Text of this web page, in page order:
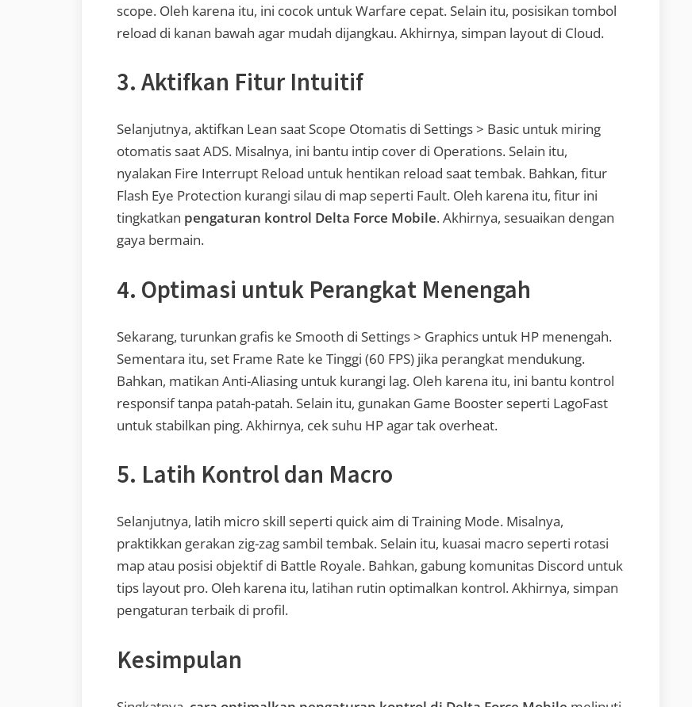
scope. Oleh karena itu, ini cocok untuk Warfare cepat. Selain itu, posisikan tombol
reload di kanan bawah agar mudah dijangkau. Akhirnya, simpan layout di Cloud.
3. Aktifkan Fitur Intuitif
Selanjutnya, aktifkan Lean saat Scope Otomatis di Settings > Basic untuk miring
otomatis saat ADS. Misalnya, ini bantu intip cover di Operations. Selain itu,
nyalakan Fire Interrupt Reload untuk hentikan reload saat tembak. Bahkan, fitur
Flash Eye Protection kurangi silau di map seperti Fault. Oleh karena itu, fitur ini
tingkatkan pengaturan kontrol Delta Force Mobile. Akhirnya, sesuaikan dengan
gaya bermain.
4. Optimasi untuk Perangkat Menengah
Sekarang, turunkan grafis ke Smooth di Settings > Graphics untuk HP menengah.
Sementara itu, set Frame Rate ke Tinggi (60 FPS) jika perangkat mendukung.
Bahkan, matikan Anti-Aliasing untuk kurangi lag. Oleh karena itu, ini bantu kontrol
responsif tanpa patah-patah. Selain itu, gunakan Game Booster seperti LagoFast
untuk stabilkan ping. Akhirnya, cek suhu HP agar tak overheat.
5. Latih Kontrol dan Macro
Selanjutnya, latih micro skill seperti quick aim di Training Mode. Misalnya,
praktikkan gerakan zig-zag sambil tembak. Selain itu, kuasai macro seperti rotasi
map atau posisi objektif di Battle Royale. Bahkan, gabung komunitas Discord untuk
tips layout pro. Oleh karena itu, latihan rutin optimalkan kontrol. Akhirnya, simpan
pengaturan terbaik di profil.
Kesimpulan